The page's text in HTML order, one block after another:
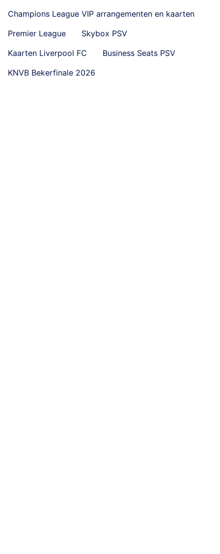
Champions League VIP arrangementen en kaarten
Premier League
Skybox PSV
Kaarten Liverpool FC
Business Seats PSV
KNVB Bekerfinale 2026